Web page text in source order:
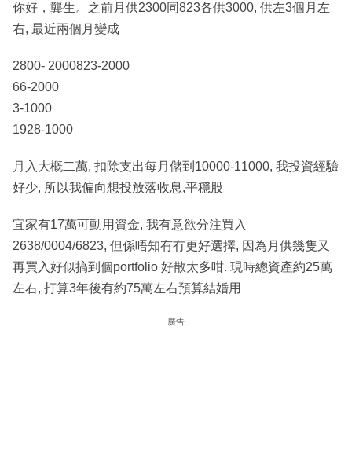
你好，龔生。之前月供2300同823各供3000, 供左3個月左
右, 最近兩個月變成
2800- 2000823-2000
66-2000
3-1000
1928-1000
月入大概二萬, 扣除支出每月儲到10000-11000, 我投資經驗
好少, 所以我偏向想投放落收息,平穩股
宜家有17萬可動用資金, 我有意欲分注買入
2638/0004/6823, 但係唔知有冇更好選擇, 因為月供幾隻又
再買入好似搞到個portfolio 好散太多咁. 現時總資產約25萬
左右, 打算3年後有約75萬左右預算結婚用
廣告